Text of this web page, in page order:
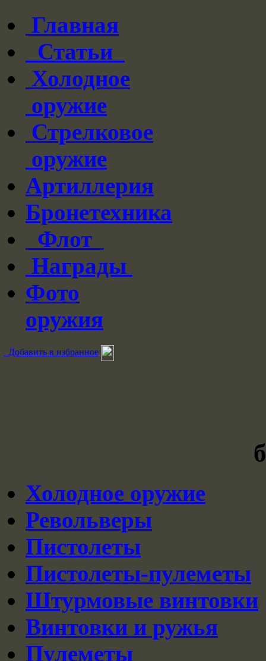
Главная
Статьи
Холодное
оружие
Стрелковое
оружие
Артиллерия
Бронетехника
Флот
Награды
Фото
оружия
Добавить в избранное
Холодное оружие
Револьверы
Пистолеты
Пистолеты-пулеметы
Штурмовые винтовки
Винтовки и ружья
Пулеметы